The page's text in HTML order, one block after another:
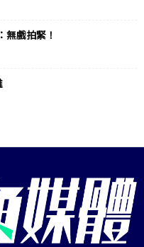
戲拍緊！